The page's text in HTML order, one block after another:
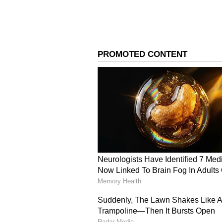
Sunrisers Hyderabad
அதன் பிறகு டிராவிஸ் ஹெட் மற்றும் நிதிஷ்
ஹெட் 44 பந்துகளில் 6 பவுண்டரி, 3 சிக்ஸர்